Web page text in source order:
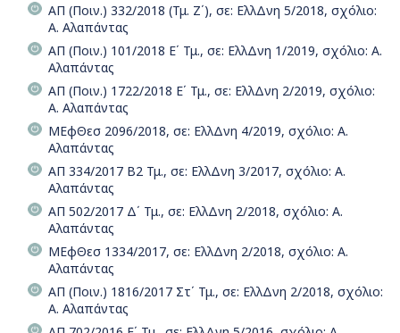
ΑΠ (Ποιν.) 332/2018 (Τμ. Ζ΄), σε: ΕλλΔνη 5/2018, σχόλιο:
Α. Αλαπάντας
ΑΠ (Ποιν.) 101/2018 Ε΄ Τμ., σε: ΕλλΔνη 1/2019, σχόλιο: Α.
Αλαπάντας
ΑΠ (Ποιν.) 1722/2018 Ε΄ Τμ., σε: ΕλλΔνη 2/2019, σχόλιο:
Α. Αλαπάντας
ΜΕφΘεσ 2096/2018, σε: ΕλλΔνη 4/2019, σχόλιο: Α.
Αλαπάντας
ΑΠ 334/2017 Β2 Τμ., σε: ΕλλΔνη 3/2017, σχόλιο: Α.
Αλαπάντας
ΑΠ 502/2017 Δ΄ Τμ., σε: ΕλλΔνη 2/2018, σχόλιο: Α.
Αλαπάντας
ΜΕφΘεσ 1334/2017, σε: ΕλλΔνη 2/2018, σχόλιο: Α.
Αλαπάντας
ΑΠ (Ποιν.) 1816/2017 Στ΄ Τμ., σε: ΕλλΔνη 2/2018, σχόλιο:
Α. Αλαπάντας